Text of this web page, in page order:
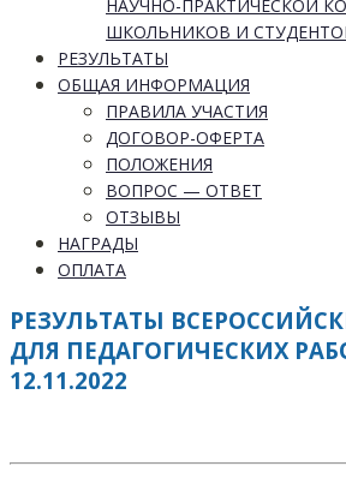
НАУЧНО-ПРАКТИЧЕСКОЙ
ШКОЛЬНИКОВ И
РЕЗУЛЬТАТЫ
ОБЩАЯ ИНФОРМАЦИЯ
ПРАВИЛА УЧАСТИЯ
ДОГОВОР-ОФЕРТА
ПОЛОЖЕНИЯ
ВОПРОС — ОТВЕТ
ОТЗЫВЫ
НАГРАДЫ
ОПЛАТА
РЕЗУЛЬТАТЫ
ДЛЯ ПЕДАГОГИЧЕСКИХ
12.11.2022